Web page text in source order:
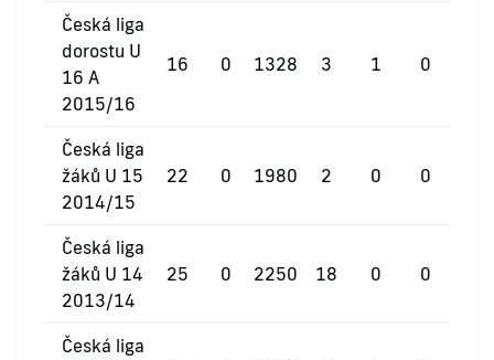
Česká liga
dorostu U
16 A
2015/16
16 0 1328 3 1 0
Česká liga
žáků U 15
2014/15
22 0 1980 2 0 0
Česká liga
žáků U 14
2013/14
25 0 2250 18 0 0
Česká liga